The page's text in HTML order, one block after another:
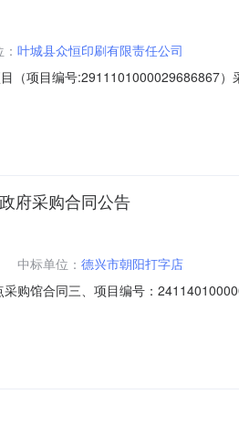
叶城县众恒印刷有限责任公司
（项目编号:2911101000029686867
划名称:新疆维吾尔自治区喀什地区叶
府采购合同公告
中标单位： 德兴市朝阳打字店
购馆合同三、项目编号：
主要信息主要标的：序号名称数量(单